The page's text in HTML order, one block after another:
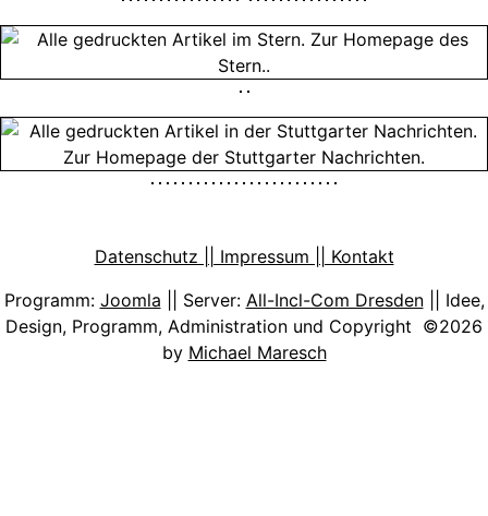
Datenschutz || Impressum || Kontakt
Programm: Joomla || Server: All-Incl-Com Dresden|| Idee,
Design, Programm, Administration und Copyright ©2026
by Michael Maresch